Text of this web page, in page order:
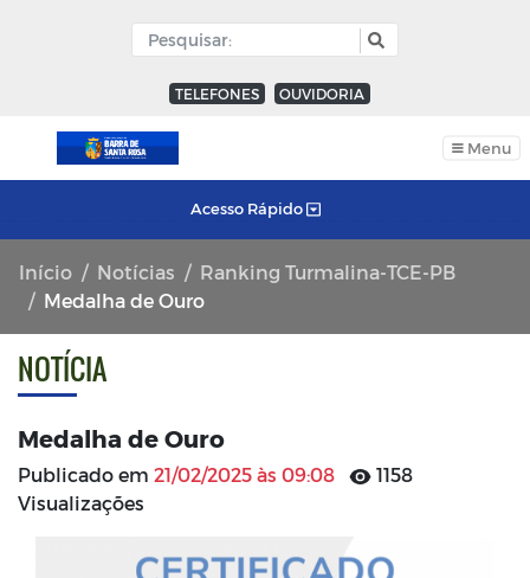
TELEFONES OUVIDORIA
Menu
Acesso Rápido
Início Notícias
Ranking Turmalina-TCE-PB
Medalha de Ouro
NOTÍCIA
Medalha de Ouro
Publicado em 21/02/2025 às 09:08
1158
Visualizações